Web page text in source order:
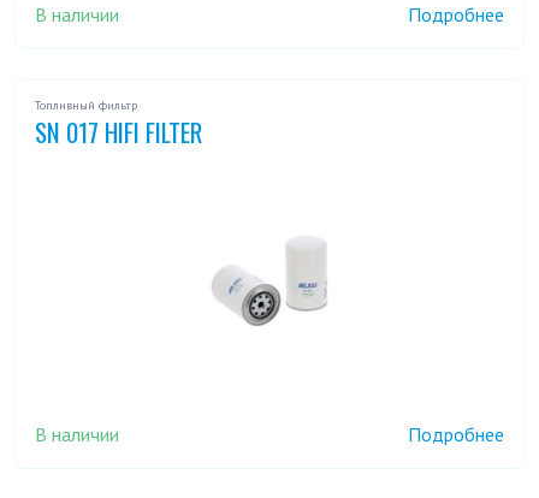
В наличии Подробнее
Топливный фильтр
SN 017 HIFI FILTER
В наличии Подробнее